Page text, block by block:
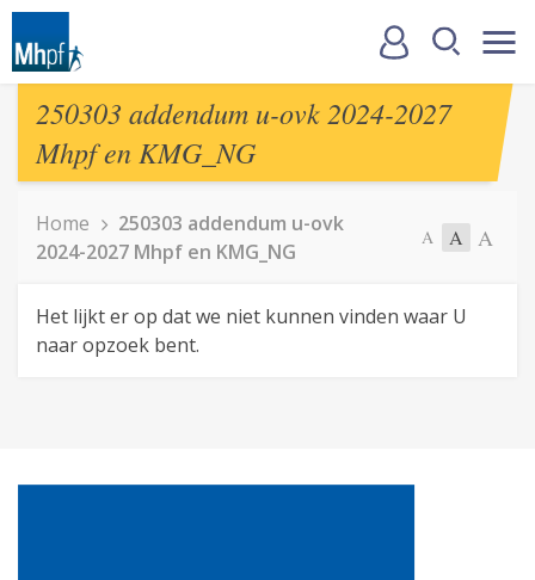
250303 addendum u-ovk 2024-2027
Mhpf en KMG_NG
Home
250303 addendum u-ovk
2024-2027 Mhpf en KMG_NG
A A A
Het lijkt er op dat we niet kunnen vinden waar U
naar opzoek bent.